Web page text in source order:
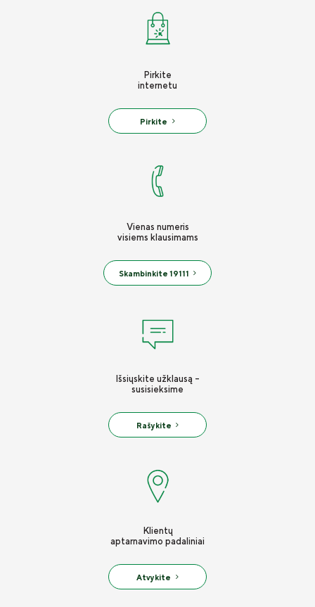
Pirkite
internetu
Pirkite
Vienas numeris
visiems klausimams
Skambinkite 19111
Išsiųskite užklausą -
susisieksime
Rašykite
Klientų
aptarnavimo padaliniai
Atvykite